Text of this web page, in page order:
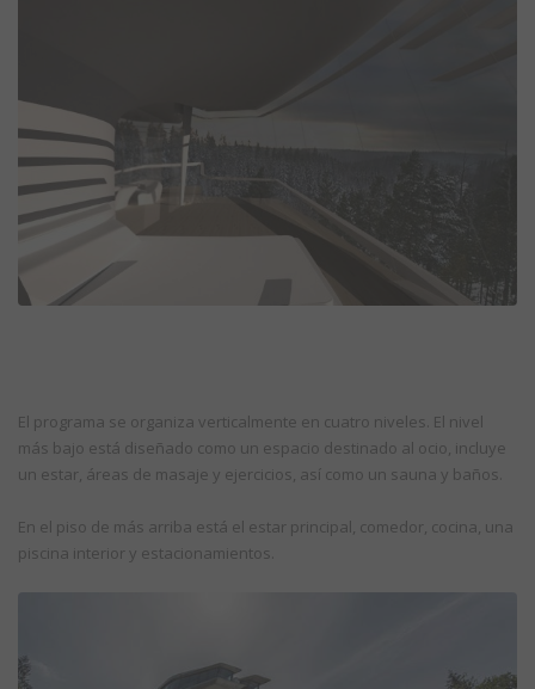
El programa se organiza verticalmente en cuatro niveles. El nivel
más bajo está diseñado como un espacio destinado al ocio, incluye
un estar, áreas de masaje y ejercicios, así como un sauna y baños.
En el piso de más arriba está el estar principal, comedor, cocina, una
piscina interior y estacionamientos.